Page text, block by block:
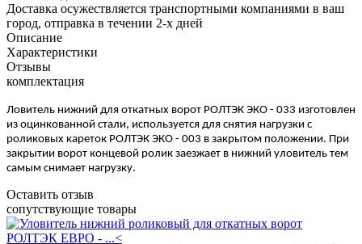
Доставка осужествляется транспортными компаниями в ваш
город, отправка в течении 2-х дней
Описание
Характеристики
Отзывы
комплектация
Ловитель нижний для откатных ворот РОЛТЭК ЭКО - 033 изготовлен
из оцинкованной стали, используется для снятия нагрузки с
роликовых кареток РОЛТЭК ЭКО - 003 в закрытом положении. При
закрытии ворот концевой ролик заезжает в нижний уловитель тем
самым снимает нагрузку.
Оставить отзыв
сопутствующие товары